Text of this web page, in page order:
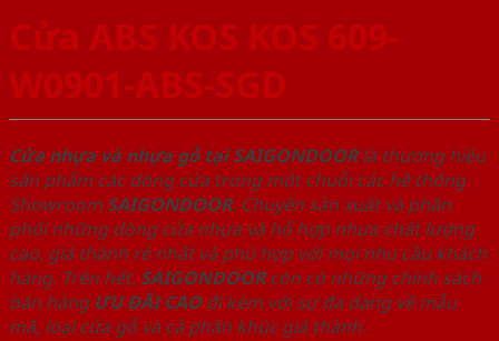
Cửa ABS KOS KOS 609-
W0901-ABS-SGD
Cửa nhựa và nhựa gỗ tại SAIGONDOORlà thương hiệu
sản phẩm các dòng cửa trong một chuỗi các hệ thống
Showroom SAIGONDOOR. Chuyên sản xuất và phân
phối những dòng cửa nhựa và hỗ hợp nhựa chất lượng
cao, giá thành rẻ nhất và phù hợp với mọi nhu cầu khách
hàng. Trên hết, SAIGONDOORcòn có những chính sách
bán hàng ƯU ĐÃI CAOđi kèm với sự đa dạng về mẫu
mã, loại cửa gỗ và cả phân khúc giá thành.